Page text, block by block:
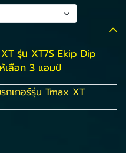
XT รุ่น XT7S Ekip Dip
เลือก 3 แอมป์
รกเกอร์รุ่น Tmax XT